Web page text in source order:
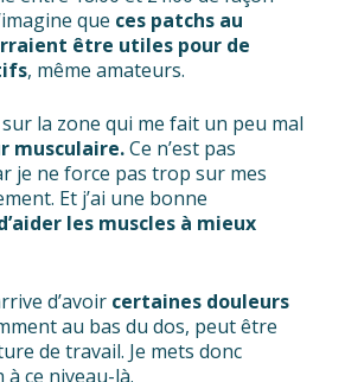
que ces patchs au
être utiles pour de
, même amateurs.
la zone qui me fait un peu mal
musculaire.Ce n’est pas
je ne force pas trop sur mes
Et j’ai une bonne
les muscles à mieux
d’avoir certaines douleurs
au bas du dos, peut être
de travail. Je mets donc
ce niveau-là.